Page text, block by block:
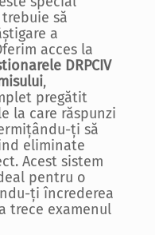
să
a
acces la
DRPCIV
,
pregătit
la care răspunzi
ți să
eliminate
Acest sistem
pentru o
ți încrederea
trece examenul